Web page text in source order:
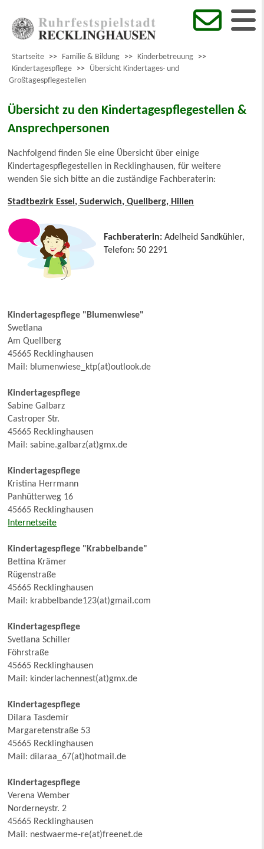
Startseite >> Familie & Bildung >> Kinderbetreuung >>
Kindertagespflege >> Übersicht Kindertages- und
Großtagespflegestellen
Übersicht zu den Kindertagespflegestellen &
Ansprechpersonen
Nachfolgend finden Sie eine Übersicht über einige
Kindertagespflegestellen in Recklinghausen, für weitere
wenden Sie sich bitte an die zuständige Fachberaterin:
Stadtbezirk Essel, Suderwich, Quellberg, Hillen
Fachberaterin:Adelheid Sandkühler,
Telefon: 50 2291
Kindertagespflege "Blumenwiese"
Swetlana
Am Quellberg
45665 Recklinghausen
Mail: blumenwiese_ktp(at)outlook.de
Kindertagespflege
Sabine Galbarz
Castroper Str.
45665 Recklinghausen
Mail: sabine.galbarz(at)gmx.de
Kindertagespflege
Kristina Herrmann
Panhütterweg 16
45665 Recklinghausen
Internetseite
Kindertagespflege "Krabbelbande"
Bettina Krämer
Rügenstraße
45665 Recklinghausen
Mail: krabbelbande123(at)gmail.com
Kindertagespflege
Svetlana Schiller
Föhrstraße
45665 Recklinghausen
Mail: kinderlachennest(at)gmx.de
Kindertagespflege
Dilara Tasdemir
Margaretenstraße 53
45665 Recklinghausen
Mail: dilaraa_67(at)hotmail.de
Kindertagespflege
Verena Wember
Norderneystr. 2
45665 Recklinghausen
Mail: nestwaerme-re(at)freenet.de